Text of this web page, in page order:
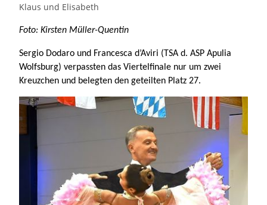
Klaus und Elisabeth
Foto: Kirsten Müller-Quentin
Sergio Dodaro und Francesca d’Aviri (TSA d. ASP Apulia
Wolfsburg) verpassten das Viertelfinale nur um zwei
Kreuzchen und belegten den geteilten Platz 27.